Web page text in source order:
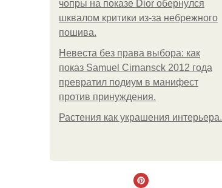
чопры на показе Dior обернулся
шквалом критики из-за небрежного
пошива.
Невеста без права выбора: как
показ Samuel Cirnansck 2012 года
превратил подиум в манифест
против принуждения.
Растения как украшения интерьера.